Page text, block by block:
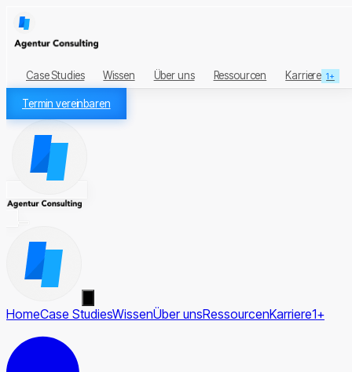
Case Studies Wissen Über uns Ressourcen Karriere 1+
Termin vereinbaren
HomeCase StudiesWissenÜber unsRessourcenKarriere1+